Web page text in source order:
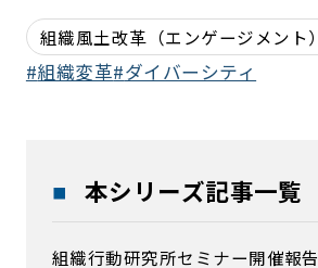
組織風土改革（エンゲージメント）
組織変革 ダイバーシティ
本シリーズ記事一覧
組織行動研究所セミナー開催報告